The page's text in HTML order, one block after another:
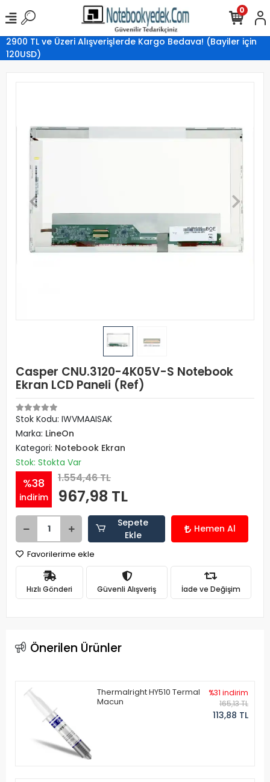
2900 TL ve Üzeri Alışverişlerde Kargo Bedava! (Bayiler için
120USD)
0
Casper CNU.3120-4K05V-S Notebook
Ekran LCD Paneli (Ref)
Stok Kodu: IWVMAAISAK
Marka: LineOn
Kategori: Notebook Ekran
Stok: Stokta Var
%38
indirim
1.554,46 TL
967,98 TL
Sepete
Ekle
Hemen Al
Favorilerime ekle
Hızlı Gönderi Güvenli Alışveriş İade ve Değişim
Önerilen Ürünler
Thermalright HY510 Termal
Macun
%31 indirim
165,13 TL
113,88 TL